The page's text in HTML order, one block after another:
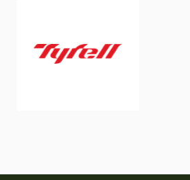
Tyrell